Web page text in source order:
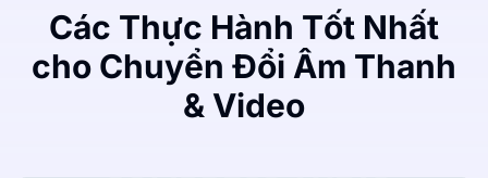
Các Thực Hành Tốt Nhất
cho Chuyển Đổi Âm Thanh
& Video